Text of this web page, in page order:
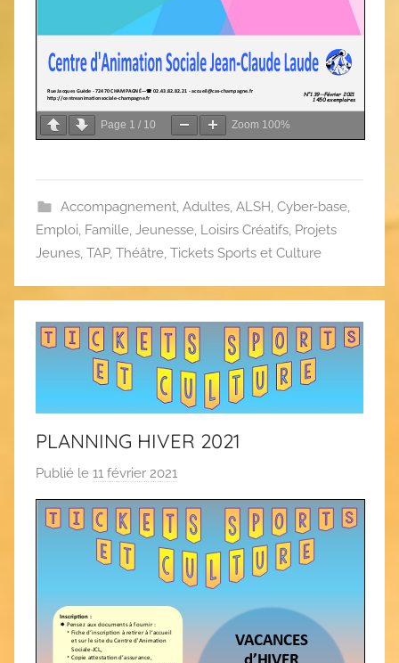
Page 1 / 10 Zoom 100%
Accompagnement, Adultes, ALSH, Cyber-base,
Emploi, Famille, Jeunesse, Loisirs Créatifs, Projets
Jeunes, TAP, Théâtre, Tickets Sports et Culture
PLANNING HIVER 2021
Publié le 11 février 2021
a
C
A
S